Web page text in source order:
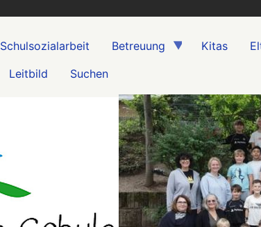
Schulsozialarbeit Betreuung Kitas
Leitbild Suchen